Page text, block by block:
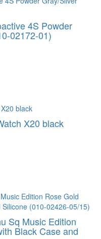
4S Powder
02172-01)
X20 black
Sq Music Edition
Black Case and